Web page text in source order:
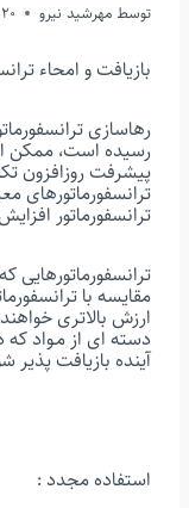
توسط مهرشید نیرو 20 آبان 1398
ﺑﺎزﯾﺎﻓﺖ و اﻣﺤﺎء
رﻫﺎﺳﺎزى
رﺳﯿﺪه اﺳﺖ،
ﭘﯿﺸﺮﻓﺖ روزاﻓﺰون
ﺗﺮاﻧﺴﻔﻮرﻣﺎﺗﻮر
ﻣﻘﺎﯾﺴﻪ ﺑﺎ
ارزش ﺑﺎﻻﺗﺮى
دﺳﺘﻪ اى از ﻣـﻮاد
آﯾﻨﺪه ﺑﺎزﯾﺎﻓﺖ ﭘﺬﯾﺮ
اﺳﺘﻔﺎده ﻣﺠﺪد :